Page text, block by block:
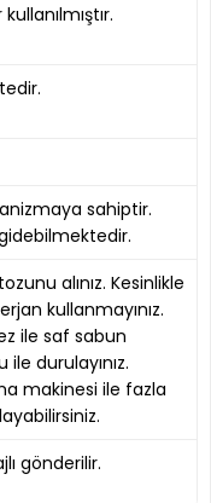
sahiptir.
alınız. Kesinlikle
kullanmayınız.
ile saf sabun
durulayınız.
makinesi ile fazla
gönderilir.